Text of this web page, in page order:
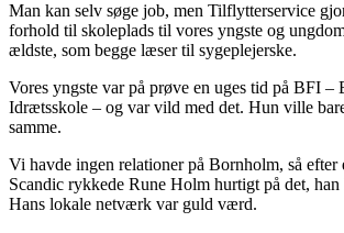
Man kan selv søge job, men Tilflytterservice
forhold til skoleplads til vores yngste og
ældste, som begge læser til sygeplejerske.
Vores yngste var på prøve en uges tid på BFI –
Idrætsskole – og var vild med det. Hun ville
samme.
Vi havde ingen relationer på Bornholm, så efter
Scandic rykkede Rune Holm hurtigt på det,
Hans lokale netværk var guld værd.